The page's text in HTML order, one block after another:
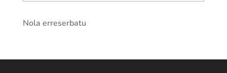
Nola erreserbatu